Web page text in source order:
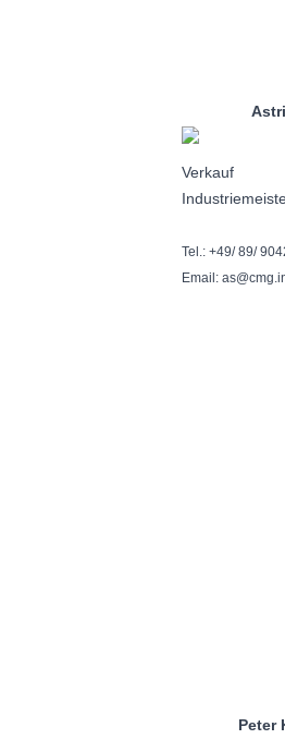
Astrid
Verkauf
Tel.: +49/ 89/
Email:
Peter